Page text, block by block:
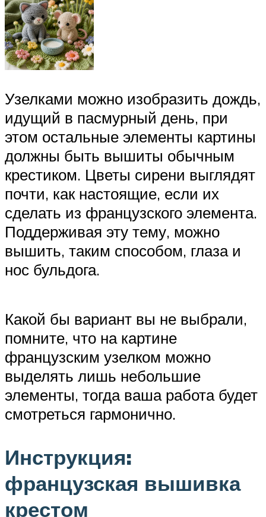
Узелками можно изобразить дождь,
идущий в пасмурный день, при
этом остальные элементы картины
должны быть вышиты обычным
крестиком. Цветы сирени выглядят
почти, как настоящие, если их
сделать из французского элемента.
Поддерживая эту тему, можно
вышить, таким способом, глаза и
нос бульдога.
Какой бы вариант вы не выбрали,
помните, что на картине
французским узелком можно
выделять лишь небольшие
элементы, тогда ваша работа будет
смотреться гармонично.
Инструкция:
французская вышивка
крестом